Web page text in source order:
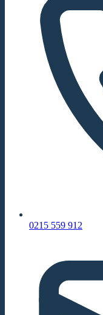
0215 559 912